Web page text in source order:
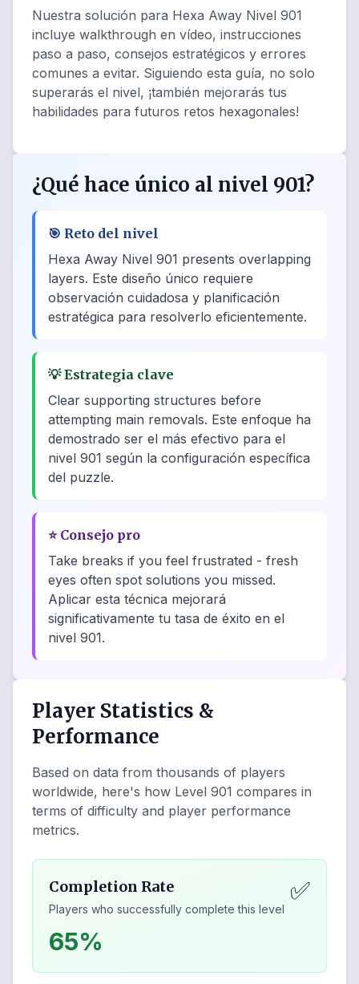
Nuestra solución para Hexa Away Nivel 901
incluye walkthrough en vídeo, instrucciones
paso a paso, consejos estratégicos y errores
comunes a evitar. Siguiendo esta guía, no solo
superarás el nivel, ¡también mejorarás tus
habilidades para futuros retos hexagonales!
¿Qué hace único al nivel 901?
🎯 Reto del nivel
Hexa Away Nivel 901 presents overlapping
layers. Este diseño único requiere
observación cuidadosa y planificación
estratégica para resolverlo eficientemente.
💡Estrategia clave
Clear supporting structures before
attempting main removals. Este enfoque ha
demostrado ser el más efectivo para el
nivel 901 según la configuración específica
del puzzle.
⭐ Consejo pro
Take breaks if you feel frustrated - fresh
eyes often spot solutions you missed.
Aplicar esta técnica mejorará
significativamente tu tasa de éxito en el
nivel 901.
Player Statistics &
Performance
Based on data from thousands of players
worldwide, here's how Level 901 compares in
terms of difficulty and player performance
metrics.
Completion Rate
Players who successfully complete this level
✅
65%